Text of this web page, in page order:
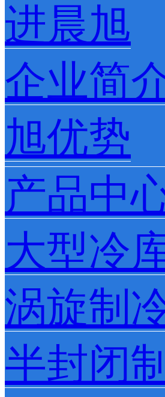
进晨旭
企业简
旭优势
产品中
大型冷
涡旋制
半封闭